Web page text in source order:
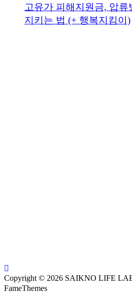
고유가 피해지원금, 압
지키는 법 (+ 행복지킴이)
Copyright © 2026 SAIKNO LIFE
FameThemes